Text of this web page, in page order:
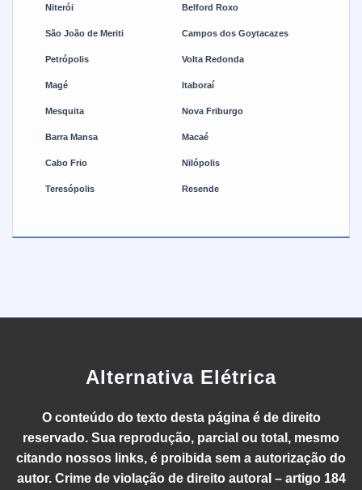
Niterói Belford Roxo
São João de Meriti Campos dos Goytacazes
Petrópolis Volta Redonda
Magé Itaboraí
Mesquita Nova Friburgo
Barra Mansa Macaé
Cabo Frio Nilópolis
Teresópolis Resende
Alternativa Elétrica
O conteúdo do texto desta página é de direito
reservado. Sua reprodução, parcial ou total, mesmo
citando nossos links, é proibida sem a autorização do
autor. Crime de violação de direito autoral – artigo 184